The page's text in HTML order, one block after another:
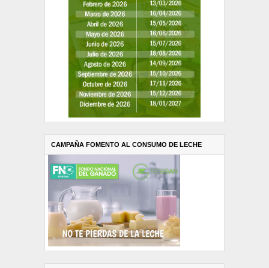
CAMPAÑA FOMENTO AL CONSUMO DE LECHE